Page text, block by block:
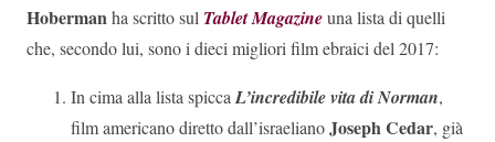
Hobermanha scritto sul Tablet Magazineuna lista di quelli
che, secondo lui, sono i dieci migliori film ebraici del 2017:
In cima alla lista spiccaL’incredibile vita di Norman,
film americano diretto dall’israelianoJoseph Cedar, già